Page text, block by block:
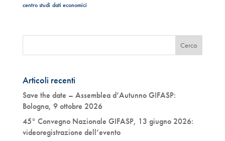
centro studi dati economici
Articoli recenti
Save the date – Assemblea d’Autunno GIFASP:
Bologna, 9 ottobre 2026
45° Convegno Nazionale GIFASP, 13 giugno 2026:
videoregistrazione dell’evento